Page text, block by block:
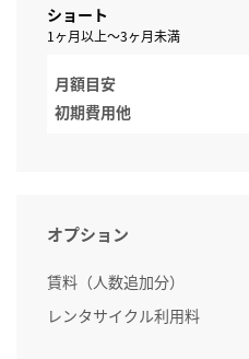
ショート
1ヶ月以上～3ヶ月未満
月額目安
初期費用他
オプション
賃料（人数追加分）
レンタサイクル利用料